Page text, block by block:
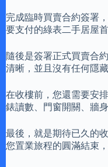
完成臨時買賣合約簽署
要支付的綠表二手居屋
隨後是簽署正式買賣合
清晰，並且沒有任何隱
在收樓前，您還需要安
錶讀數、門窗開關、牆
最後，就是期待已久的
您置業旅程的圓滿結束